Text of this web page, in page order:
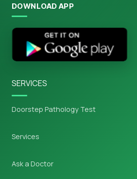
DOWNLOAD APP
SERVICES
Doorstep Pathology Test
Services
Ask a Doctor